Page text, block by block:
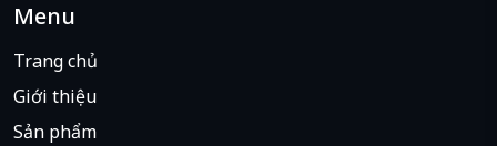
Menu
Trang chủ
Giới thiệu
Sản phẩm